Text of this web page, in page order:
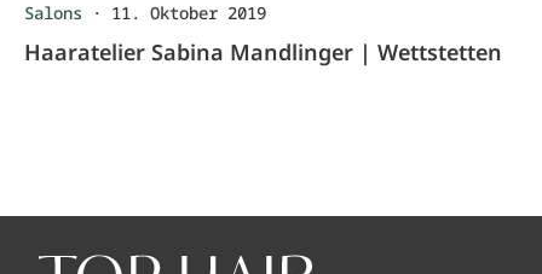
Salons · 11. Oktober 2019
Haaratelier Sabina Mandlinger | Wettstetten